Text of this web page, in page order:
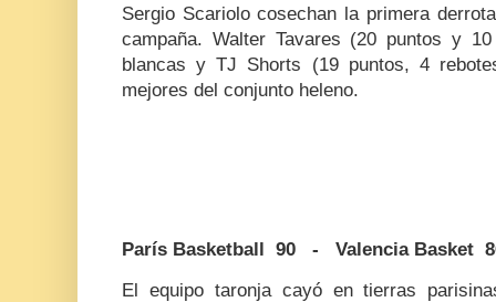
Sergio Scariolo cosechan la primera
campaña. Walter Tavares (20 puntos y
blancas y TJ Shorts (19 puntos, 4
mejores del conjunto heleno.
París Basketball 90 - Valencia Basket
El equipo taronja cayó en tierras